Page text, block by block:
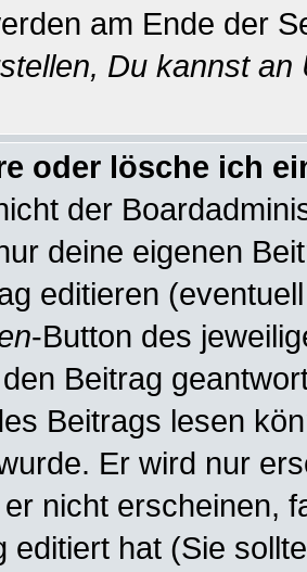
am Ende der
Du kannst
oder lösche ich
der
deine eigenen
editieren
-Button des
Beitrag
Beitrags lesen
Er wird nur
nicht erscheinen,
editiert hat (Sie